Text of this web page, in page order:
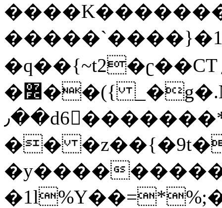
�q��{~t2�ʗ��CT؍���������{�~}ur����u�}o����(�:�j���=����{�۝Vo�An��J^��������M\M�'{{l�i
�߼��({ _�g�.Nfӻg����f7z91o^��̤^�>��2�`�:|#dk�{>�>>&�tsw�Nwo�?
٫��d6򆧇�������*��[|^]oo���NW~zz>�X&�u�=K?
��
�y����